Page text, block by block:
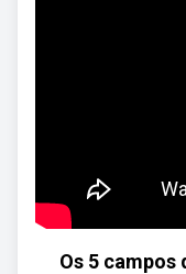
Os 5 campos